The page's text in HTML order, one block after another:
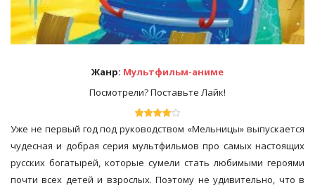
Жанр: Мультфильм-аниме
Посмотрели? Поставьте Лайк!
Уже не первый год под руководством «Мельницы» выпускается
чудесная и добрая серия мультфильмов про самых настоящих
русских богатырей, которые сумели стать любимыми героями
почти всех детей и взрослых. Поэтому не удивительно, что в